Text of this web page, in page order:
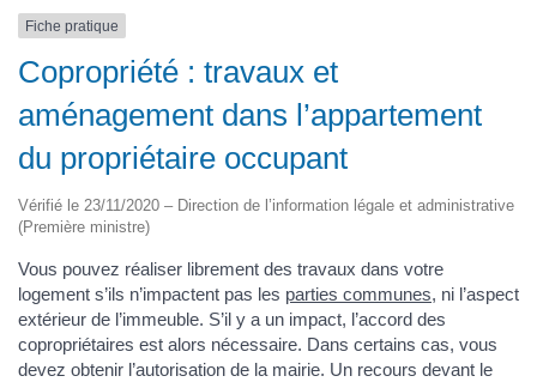
Fiche pratique
Copropriété : travaux et
aménagement dans l’appartement
du propriétaire occupant
Vérifié le 23/11/2020 – Direction de l’information légale et administrative
(Première ministre)
Vous pouvez réaliser librement des travaux dans votre
logement s’ils n’impactent pas les parties communes, ni l’aspect
extérieur de l’immeuble. S’il y a un impact, l’accord des
copropriétaires est alors nécessaire. Dans certains cas, vous
devez obtenir l’autorisation de la mairie. Un recours devant le